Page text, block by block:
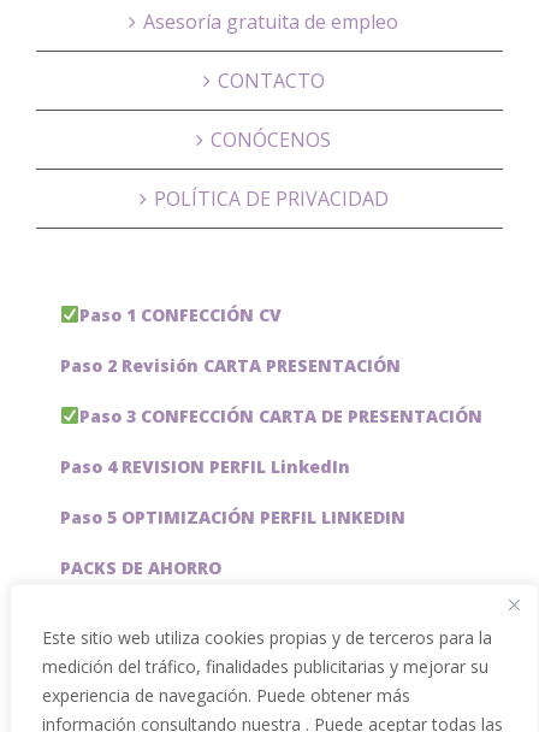
Este sitio web utiliza cookies propias y de terceros para la
medición del tráfico, finalidades publicitarias y mejorar su
experiencia de navegación. Puede obtener más
información consultando nuestra . Puede aceptar todas las
Asesoría gratuita de empleo
CONTACTO
CONÓCENOS
POLÍTICA DE PRIVACIDAD
Paso 1 CONFECCIÓN CV
Paso 2 Revisión CARTA PRESENTACIÓN
Paso 3 CONFECCIÓN CARTA DE PRESENTACIÓN
Paso 4 REVISION PERFIL LinkedIn
Paso 5 OPTIMIZACIÓN PERFIL LINKEDIN
PACKS DE AHORRO
Servicios especiales